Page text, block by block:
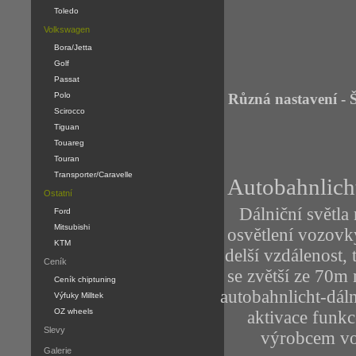
Toledo
Volkswagen
Bora/Jetta
Golf
Passat
Polo
Scirocco
Tiguan
Touareg
Touran
Transporter/Caravelle
Ostatní
Ford
Mitsubishi
KTM
Ceník
Ceník chiptuning
Výfuky Milltek
OZ wheels
Slevy
Galerie
Různá nastavení -
Dálniční
osvětlení
delší
se zvětší ze
autobahnlicht-
aktivace
výrobcem